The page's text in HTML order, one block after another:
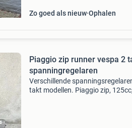
Zo goed als nieuw Ophalen
Piaggio zip runner vespa 2
spanningregelaren
Verschillende
takt modellen. Piaggio zip, 125cc, zip type 3 125,